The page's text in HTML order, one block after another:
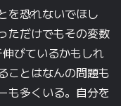
を恐れないでほし
ただけでもその変数
びているかもしれ
ことはなんの問題も
も多くいる。自分を